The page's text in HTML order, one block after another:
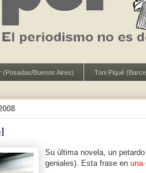
(Posadas/Buenos Aires) Toni Piqué
Su última novela, un
geniales). Esta frase en una